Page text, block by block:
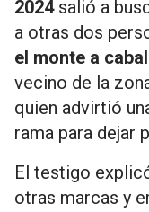
2024salió a
a otras dos
el monte a
vecino de la
quien advirtió
rama para dejar
El testigo
otras marcas y